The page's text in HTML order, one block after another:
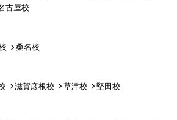
古屋校
桑名校
滋賀彦根校 草津校 堅田校